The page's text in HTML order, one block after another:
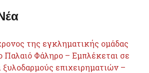
της εγκληματικής ομάδας
Παλαιό Φάληρο – Εμπλέκεται σε
ξυλοδαρμούς επιχειρηματιών –